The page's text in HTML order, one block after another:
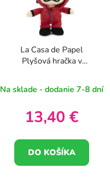
La Casa de Papel
Plyšová hračka v
cm (3+)
Na sklade - dodanie 7-8 dní
13,40 €
DO KOŠÍKA